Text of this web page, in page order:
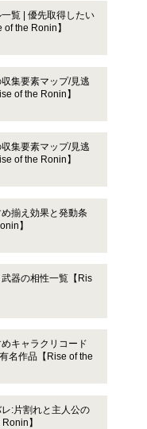
覧 | 優先取得したい
the Ronin】
集要素マップ/見逃
of the Ronin】
集要素マップ/見逃
of the Ronin】
揃え効果と発動条
】
武器の相性一覧【Ris
キャラクリコード
名作品【Rise of the
レ:片割れと主人公の
】